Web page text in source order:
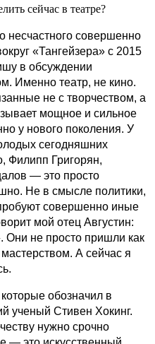
сейчас в театре?
несчастного совершенно
«Тангейзера» с 2015
в обсуждении
Именно театр, не кино.
не с творчеством, а
мощное и сильное
у нового поколения. У
сегодняшних
Филипп Григорян,
— это просто
Не в смысле политики,
совершенно иные
мой отец Августин:
не просто пришли как
А сейчас я
обозначил в
ученый Стивен Хокинг.
нужно срочно